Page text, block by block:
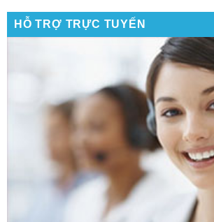
HỖ TRỢ TRỰC TUYẾN